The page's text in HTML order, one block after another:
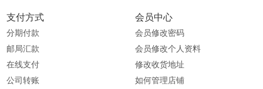
支付方式
分期付款
邮局汇款
在线支付
公司转账
会员中心
会员修改密码
会员修改个人资料
修改收货地址
如何管理店铺